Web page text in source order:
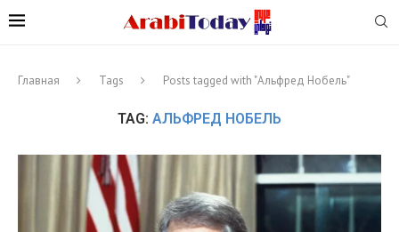
Главная Tags Posts tagged with "Альфред Нобель"
TAG: АЛЬФРЕД НОБЕЛЬ